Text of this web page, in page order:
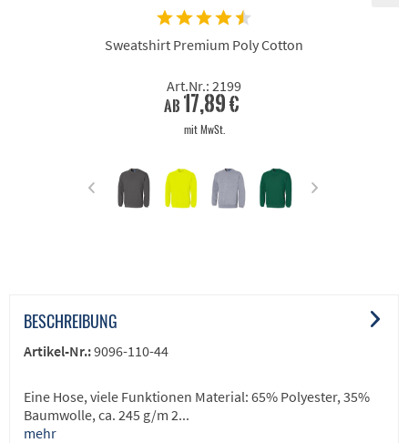
Sweatshirt Premium Poly Cotton
Art.Nr.: 2199
ab 17,89 €
mit MwSt.
BESCHREIBUNG
Artikel-Nr.:9096-110-44
Eine Hose, viele Funktionen Material: 65% Polyester, 35%
Baumwolle, ca. 245 g/m 2...
mehr